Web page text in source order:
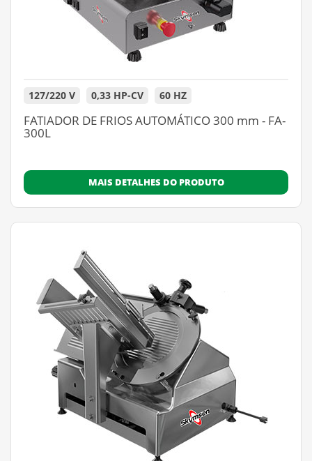
127/220 V 0,33 HP-CV 60 HZ
FATIADOR DE FRIOS AUTOMÁTICO 300 mm - FA-
300L
MAIS DETALHES DO PRODUTO